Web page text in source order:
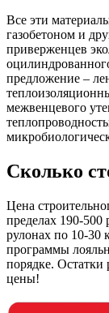
Все эти
газобетоном и
приверженцев
предложение –
межвенцевого
Сколько
Цена
пределах 190-500
рулонах по 10-30
программы
порядке. Остатки
цены!